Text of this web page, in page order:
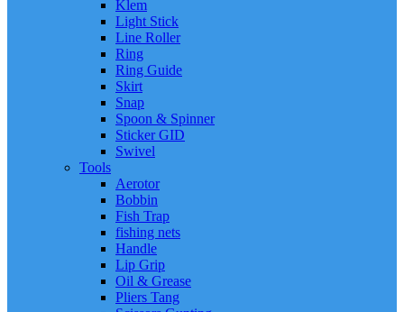
Klem
Light Stick
Line Roller
Ring
Ring Guide
Skirt
Snap
Spoon & Spinner
Sticker GID
Swivel
Tools
Aerotor
Bobbin
Fish Trap
fishing nets
Handle
Lip Grip
Oil & Grease
Pliers Tang